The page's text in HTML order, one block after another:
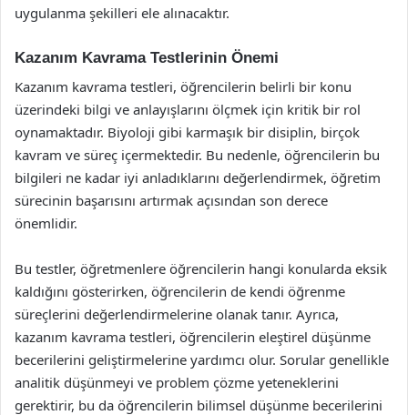
uygulanma şekilleri ele alınacaktır.
Kazanım Kavrama Testlerinin Önemi
Kazanım kavrama testleri, öğrencilerin belirli bir konu
üzerindeki bilgi ve anlayışlarını ölçmek için kritik bir rol
oynamaktadır. Biyoloji gibi karmaşık bir disiplin, birçok
kavram ve süreç içermektedir. Bu nedenle, öğrencilerin bu
bilgileri ne kadar iyi anladıklarını değerlendirmek, öğretim
sürecinin başarısını artırmak açısından son derece
önemlidir.
Bu testler, öğretmenlere öğrencilerin hangi konularda eksik
kaldığını gösterirken, öğrencilerin de kendi öğrenme
süreçlerini değerlendirmelerine olanak tanır. Ayrıca,
kazanım kavrama testleri, öğrencilerin eleştirel düşünme
becerilerini geliştirmelerine yardımcı olur. Sorular genellikle
analitik düşünmeyi ve problem çözme yeteneklerini
gerektirir, bu da öğrencilerin bilimsel düşünme becerilerini